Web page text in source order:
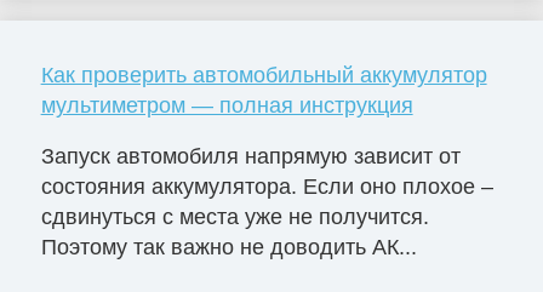
Как проверить автомобильный аккумулятор
мультиметром — полная инструкция
Запуск автомобиля напрямую зависит от
состояния аккумулятора. Если оно плохое –
сдвинуться с места уже не получится.
Поэтому так важно не доводить АК...